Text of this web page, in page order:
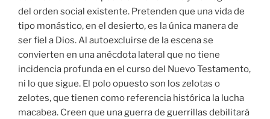
del orden social existente. Pretenden que una vida de
tipo monástico, en el desierto, es la única manera de
ser fiel a Dios. Al autoexcluirse de la escena se
convierten en una anécdota lateral que no tiene
incidencia profunda en el curso del Nuevo Testamento,
ni lo que sigue. El polo opuesto son los zelotas o
zelotes, que tienen como referencia histórica la lucha
macabea. Creen que una guerra de guerrillas debilitará